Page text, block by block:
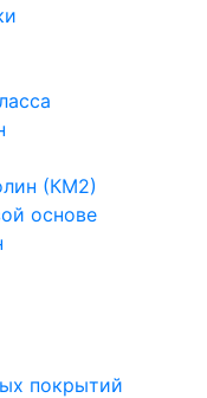
(КМ2)
основе
покрытий